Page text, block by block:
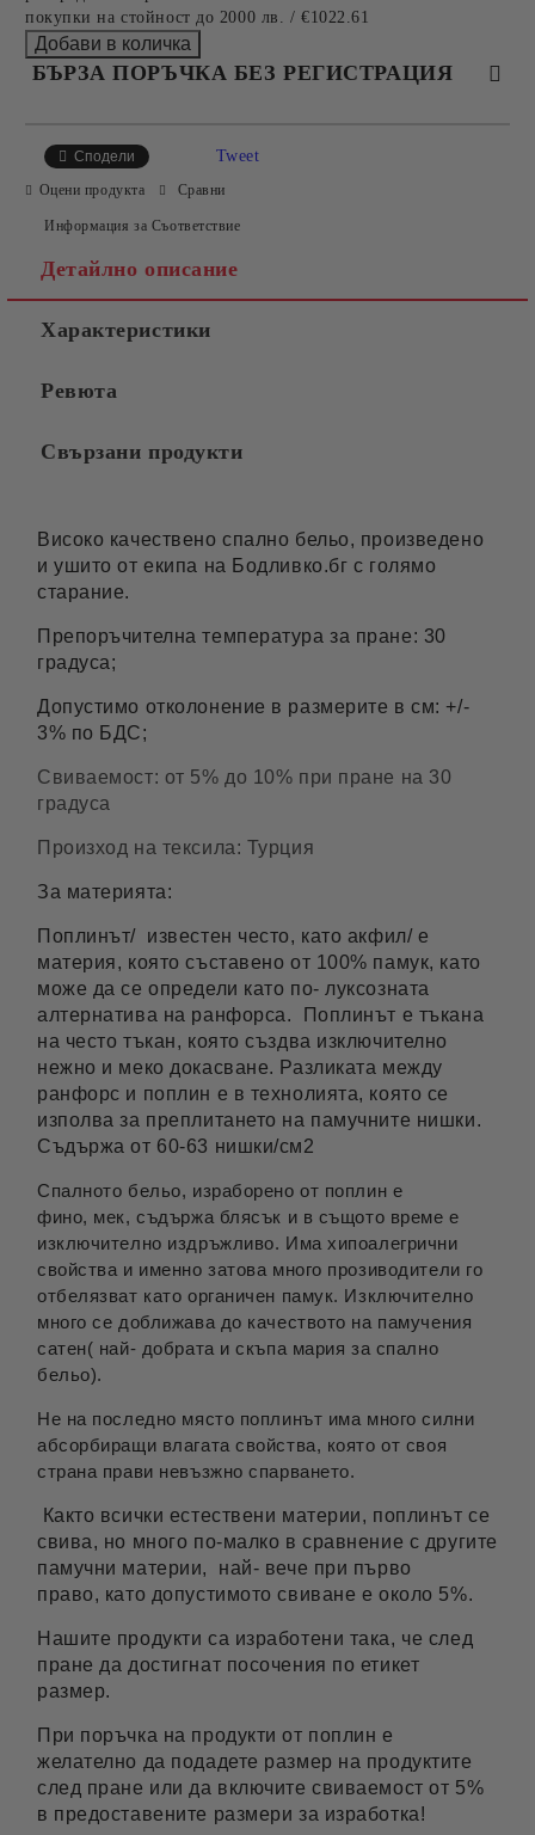
покупки на стойност до 2000 лв. / €1022.61
БЪРЗА ПОРЪЧКА БЕЗ РЕГИСТРАЦИЯ
Ние ще се свържем с вас в рамките на работния ден.
Сподели Tweet
Оцени продукта Сравни
Информация за Съответствие
Детайлно описание
Характеристики
Ревюта
Свързани продукти
Високо качествено спално бельо, произведено
и ушито от екипа на Бодливко.бг с голямо
старание.
Препоръчителна температура за пране: 30
градуса;
Допустимо отколонение в размерите в см: +/-
3% по БДС;
Свиваемост: от 5% до 10% при пране на 30
градуса
Произход на тексила: Турция
За материята:
Поплинът/ известен често, като акфил/ е
материя, която съставено от 100% памук, като
може да се определи като по- луксозната
алтернатива на ранфорса. Поплинът е тъкана
на често тъкан, която създва изключително
нежно и меко докасване. Разликата между
ранфорс и поплин е в технолията, която се
изполва за преплитането на памучните нишки.
Съдържа от 60-63 нишки/см2
Спалното бельо, израборено от поплин е
фино, мек, съдържа блясък и в същото време е
изключително издръжливо. Има хипоалегрични
свойства и именно затова много прозиводители го
отбелязват като органичен памук. Изключително
много се доближава до качеството на памучения
сатен( най- добрата и скъпа мария за спално
бельо).
Не на последно място поплинът има много силни
абсорбиращи влагата свойства, която от своя
страна прави невъзжно спарването.
Както всички естествени материи, поплинът се
свива, но много по-малко в сравнение с другите
памучни материи, най- вече при първо
право, като допустимото свиване е около 5%.
Нашите продукти са изработени така, че след
пране да достигнат посочения по етикет
размер.
При поръчка на продукти от поплин е
желателно да подадете размер на продуктите
след пране или да включите свиваемост от 5%
в предоставените размери за изработка!